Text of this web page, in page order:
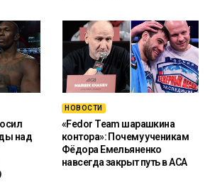
над
НОВОСТИ
«Fedor Team шарашкина
контора»: Почему ученикам
Фёдора Емельяненко
навсегда закрыт путь в ACA